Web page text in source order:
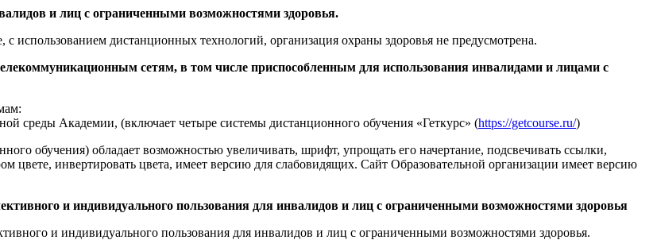
и лиц с ограниченными возможностями здоровья.
использованием дистанционных технологий, организация охраны здоровья не предусмотрена.
сетям, в том числе приспособленным для использования инвалидами и лицами с
среды Академии, (включает четыре системы дистанционного обучения «Геткурс» (https://getcourse.ru/)
обучения) обладает возможностью увеличивать, шрифт, упрощать его начертание, подсвечивать ссылки,
цвете, инвертировать цвета, имеет версию для слабовидящих. Сайт Образовательной организации имеет версию
и индивидуального пользования для инвалидов и лиц с ограниченными возможностями здоровья
и индивидуального пользования для инвалидов и лиц с ограниченными возможностями здоровья.